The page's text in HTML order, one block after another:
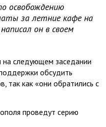
освобождению
за летние кафе на
он в своем
на следующем заседании
обсудить
так как «они обратились с
проведут серию